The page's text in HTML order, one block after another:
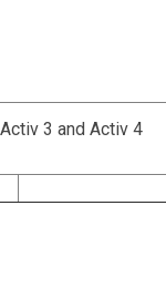
3 and Activ 4